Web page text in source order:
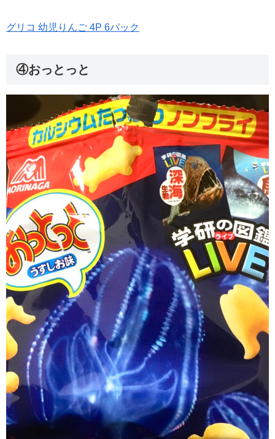
グリコ 幼児りんご 4P 6パック
④おっとっと